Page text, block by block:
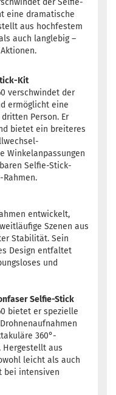
der Selfie-
eine dramatische
aus hochfestem
auch langlebig –
Kit
verschwindet der
ermöglicht eine
Person. Er
bietet ein breiteres
Winkelanpassungen
Selfie-Stick-
entwickelt,
Szenen aus
Stabilität. Sein
Design entfaltet
und
Selfie-Stick
bietet er spezielle
360°-
Hergestellt aus
leicht als auch
bei intensiven